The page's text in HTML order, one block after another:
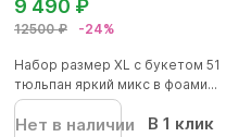
12500 ₽ -24%
9 490 ₽
Набор размер XL с букетом 51
тюльпан яркий микс в фоами...
Нет в наличии В 1 клик